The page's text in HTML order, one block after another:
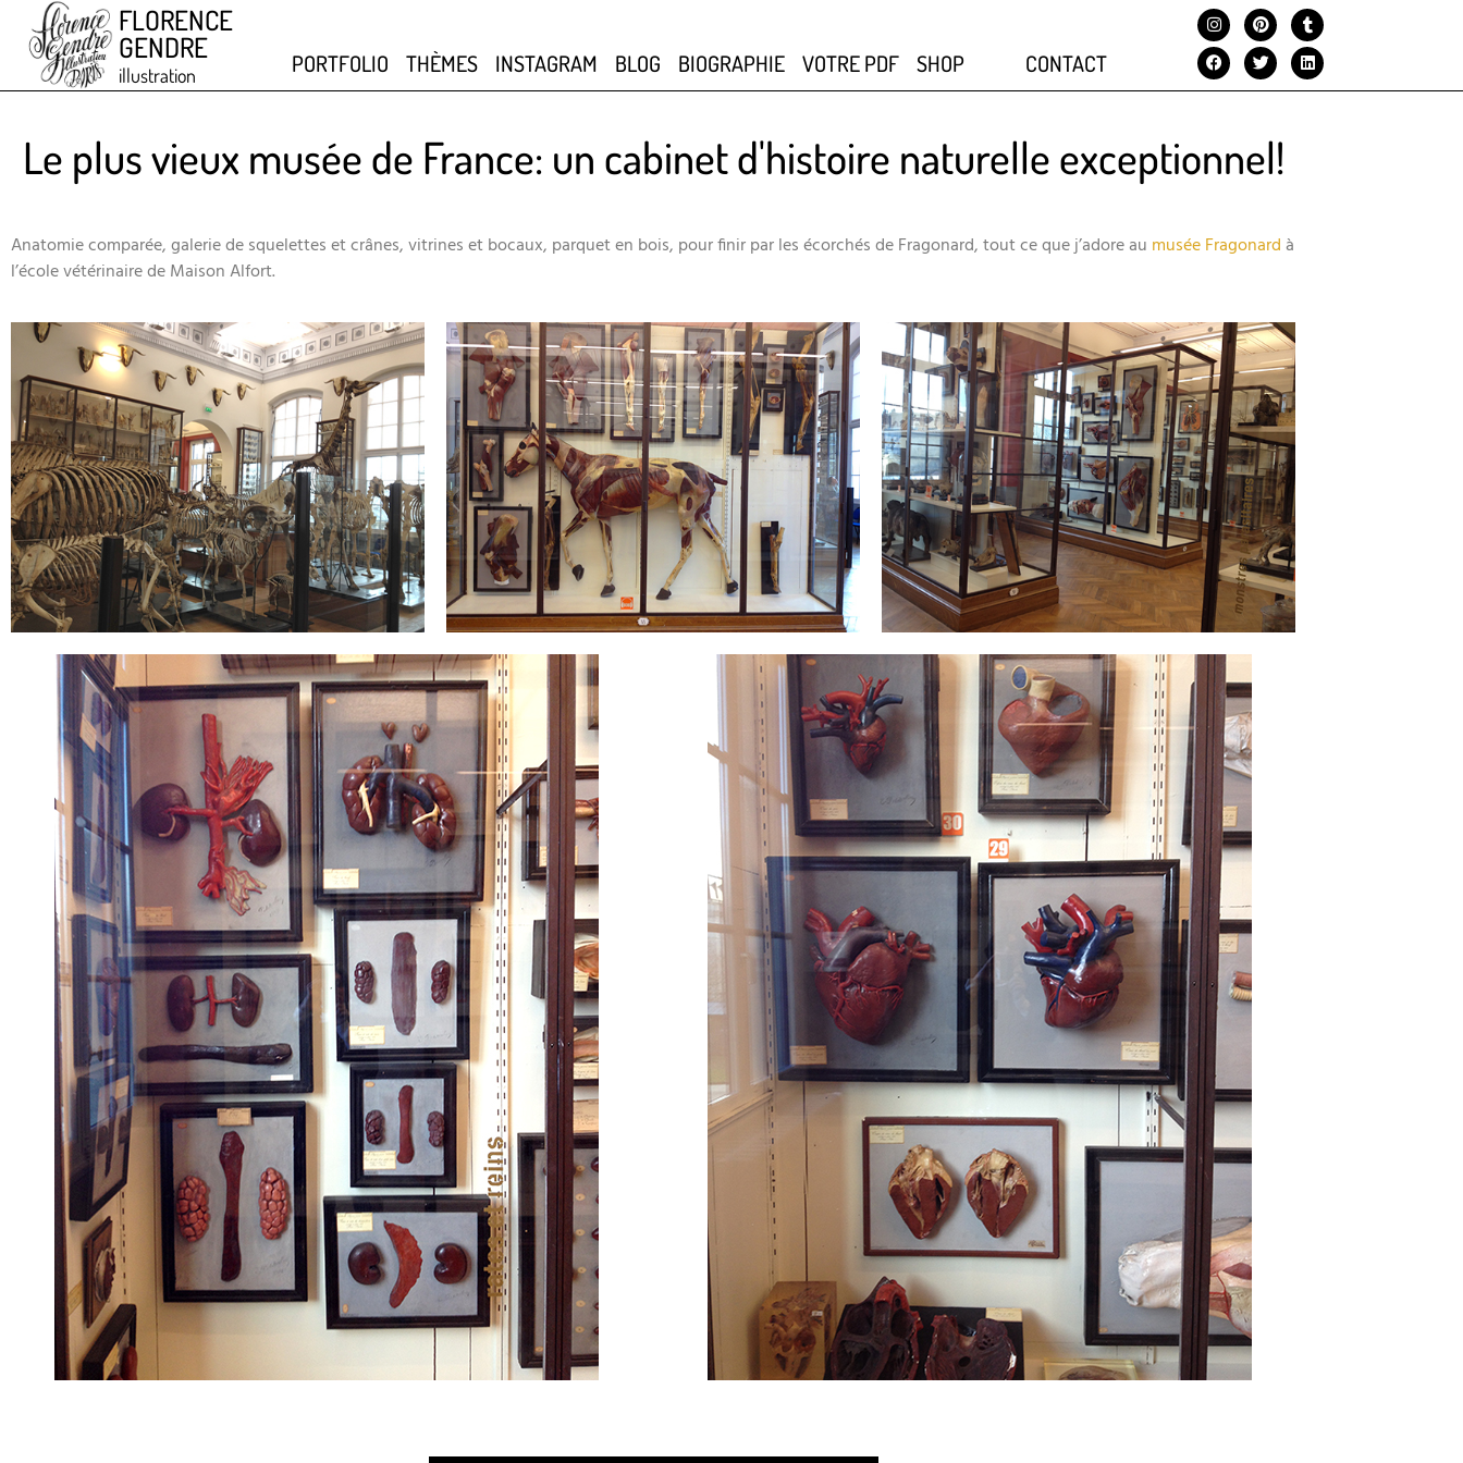
FLORENCE
GENDRE
illustration PORTFOLIO THÈMES INSTAGRAM BLOG BIOGRAPHIE VOTRE PDF SHOP CONTACT
Le plus vieux musée de France: un cabinet d'histoire naturelle exceptionnel!
Anatomie comparée, galerie de squelettes et crânes, vitrines et bocaux, parquet en bois, pour finir par les écorchés de Fragonard, tout ce que j’adore au musée Fragonardà
l’école vétérinaire de Maison Alfort.